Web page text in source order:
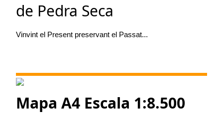
de Pedra Seca
Vinvint el Present preservant el Passat...
Mapa A4 Escala 1:8.500